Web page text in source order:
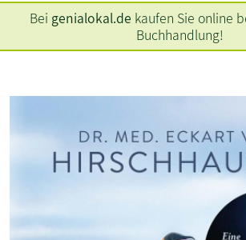
Bei genialokal.de kaufen Sie online
Buchhandlung!